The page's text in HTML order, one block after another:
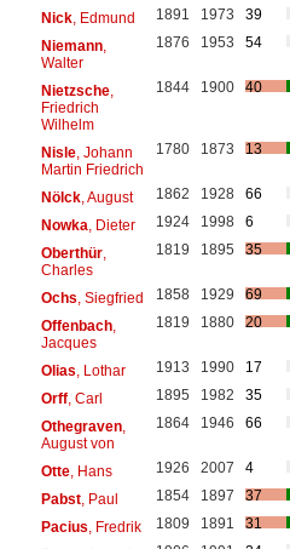
Nick, Edmund 1891 1973
39
Niemann,
Walter
1876 1953 54
Nietzsche,
Friedrich
Wilhelm
1844 1900 40
Nisle, Johann
Martin Friedrich
1780 1873 13
Nölck, August 1862 1928
66
Nowka , Dieter 1924 1998
6
Oberthür,
Charles
1819 1895 35
Ochs , Siegfried 1858 1929
69
Offenbach,
Jacques
1819 1880 20
Olias , Lothar 1913 1990
17
Orff, Carl 1895 1982
35
Othegraven,
August von
1864 1946 66
Otte, Hans 1926 2007
4
Pabst, Paul 1854 1897
37
Pacius , Fredrik 1809 1891
31